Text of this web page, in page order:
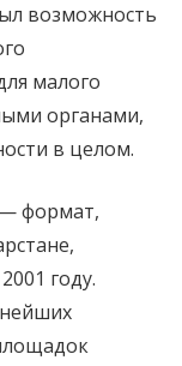
возможность
малого
органами,
в целом.
формат,
году.